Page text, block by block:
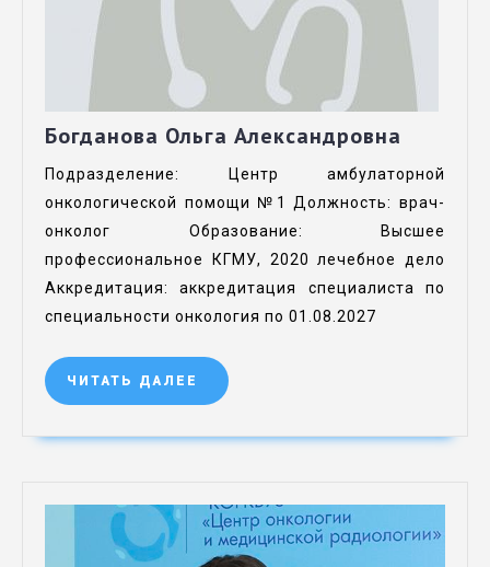
Богданова Ольга Александровна
Подразделение: Центр амбулаторной
онкологической помощи №1 Должность: врач-
онколог Образование: Высшее
профессиональное КГМУ, 2020 лечебное дело
Аккредитация: аккредитация специалиста по
специальности онкология по 01.08.2027
ЧИТАТЬ ДАЛЕЕ